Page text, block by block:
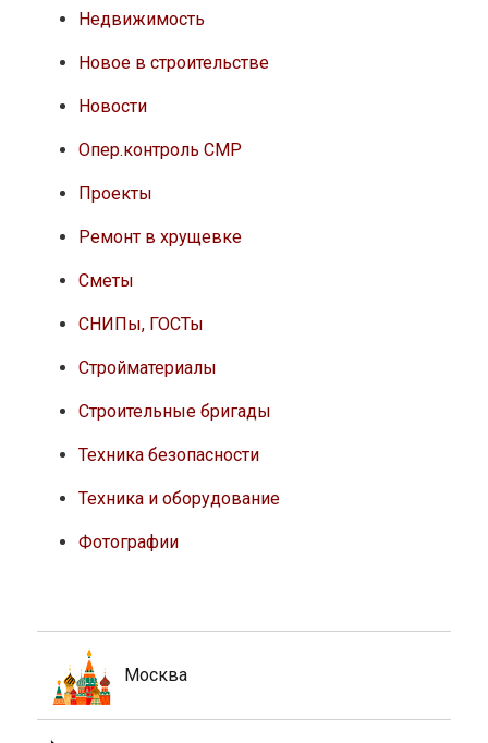
Недвижимость
Новое в строительстве
Новости
Опер.контроль СМР
Проекты
Ремонт в хрущевке
Сметы
СНИПы, ГОСТы
Стройматериалы
Строительные бригады
Техника безопасности
Техника и оборудование
Фотографии
Москва